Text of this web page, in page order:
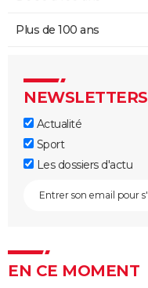
Plus de 100 ans
NEWSLETTERS
Actualité
Sport
Les dossiers d'actu
EN CE MOMENT